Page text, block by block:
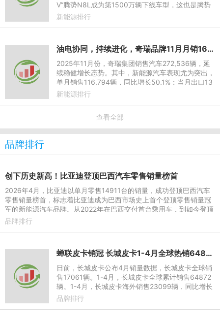
V”腾势N8L成为第1500万辆下线车型，这也是腾势
N8L的第15000辆下线。比亚迪达成这一里程碑，用
新能源排行
油电协同，持续进化，奇瑞品牌11月月销165,511万辆
2025年11月份，奇瑞集团销售汽车272,536辆，延
续稳健增长态势。其中，新能源汽车表现尤为突出，
单月销售116,794辆，同比增长50.1%；当月出口13
6,728辆，同比提升30.3%，连续七个月单月出口突
新能源排行
查看全部
品牌排行
创下历史新高！比亚迪登顶巴西汽车零售销量榜首
2026年4月，比亚迪以单月零售14911台的销量，成功登顶巴西汽车
零售销量榜首，标志着比亚迪成为巴西市场史上首个登顶零售销量冠
军的新能源汽车品牌。从2022年在巴西交付首台乘用车，到如今登顶
零售销量榜首，比亚迪用
品牌排行
蝉联皮卡销冠 长城皮卡1-4月全球热销64872辆 长城炮Hi4-T正式预售
日前，长城皮卡公布4月销量数据，长城皮卡全球销
售17061辆。1-4月，长城皮卡全球累计销售64872
辆。1-4月，长城皮卡海外销售23099辆，同比增长
22.2%。其中，4月长城皮卡海外销售5460辆，同比
品牌排行